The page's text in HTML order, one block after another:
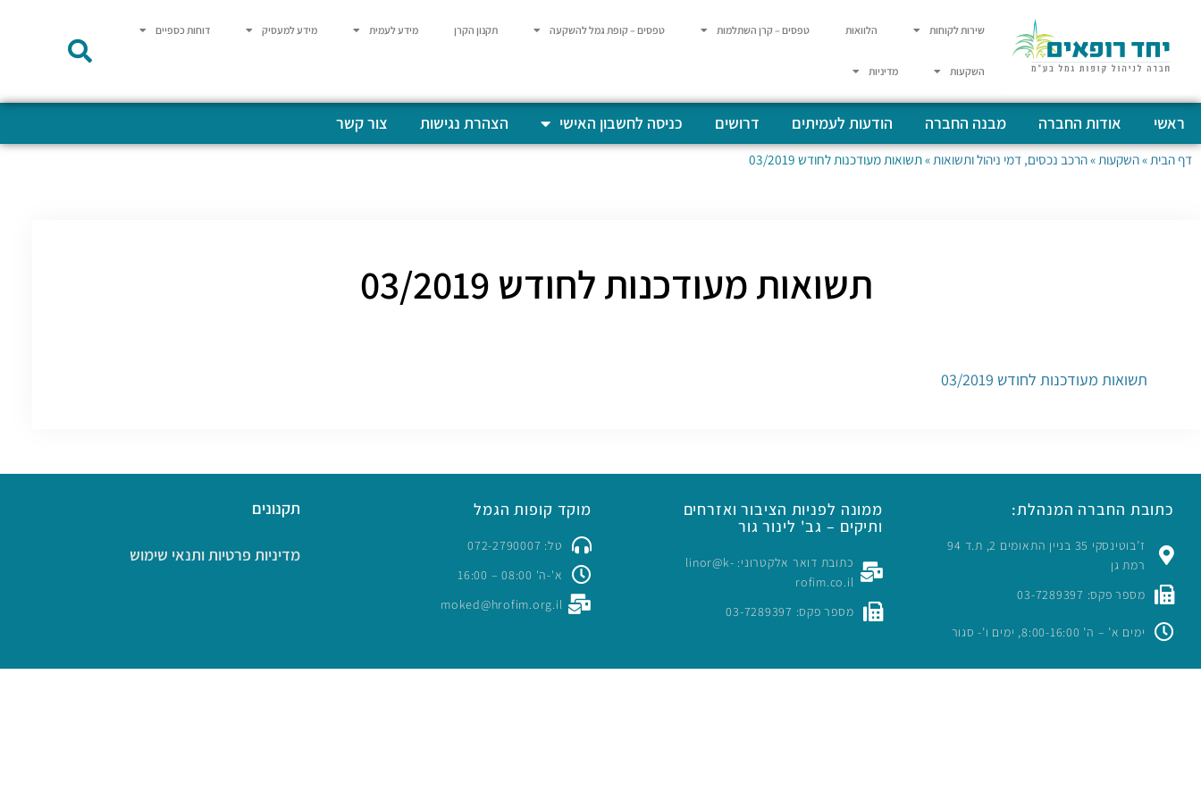
שירות לקוחות הלוואות טפסים – קרן השתלמות טפסים – קופת גמל להשקעה תקנון הקרן מידע לעמית מידע למעסיק דוחות כספיים
השקעות מדיניות
ראשי אודות החברה מבנה החברה הודעות לעמיתים דרושים כניסה לחשבון האישי הצהרת נגישות צור קשר
דף הבית »השקעות »הרכב נכסים, דמי ניהול ותשואות »תשואות מעודכנות לחודש 03/2019
תשואות מעודכנות לחודש 03/2019
תשואות מעודכנות לחודש 03/2019
כתובת החברה המנהלת:
ז’בוטינסקי 35 בניין התאומים 2, ת.ד 94
רמת גן
מספר פקס: 03-7289397
ימים א’ – ה’ 8:00-16:00, ימים ו’- סגור
ממונה לפניות הציבור ואזרחים
ותיקים – גב' לינור גור
כתובת דואר אלקטרוני: linor@k-
rofim.co.il
מספר פקס: 03-7289397
מוקד קופות הגמל
טל: 072-2790007
א'-ה' 08:00 – 16:00
moked@hrofim.org.il
תקנונים
מדיניות פרטיות ותנאי שימוש